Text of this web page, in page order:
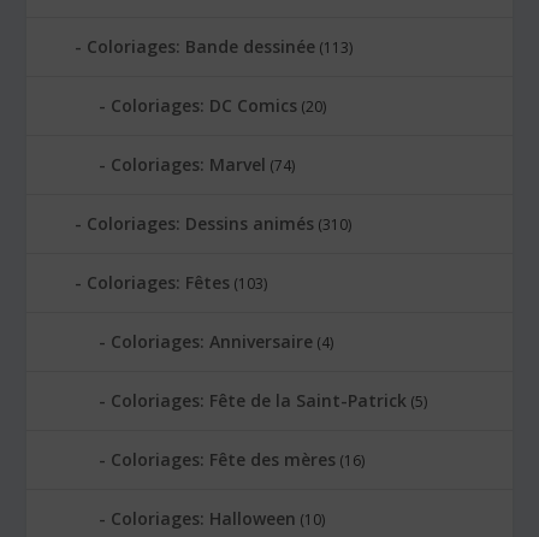
Coloriages: Bande dessinée (113)
Coloriages: DC Comics (20)
Coloriages: Marvel (74)
Coloriages: Dessins animés (310)
Coloriages: Fêtes (103)
Coloriages: Anniversaire (4)
Coloriages: Fête de la Saint-Patrick (5)
Coloriages: Fête des mères (16)
Coloriages: Halloween (10)